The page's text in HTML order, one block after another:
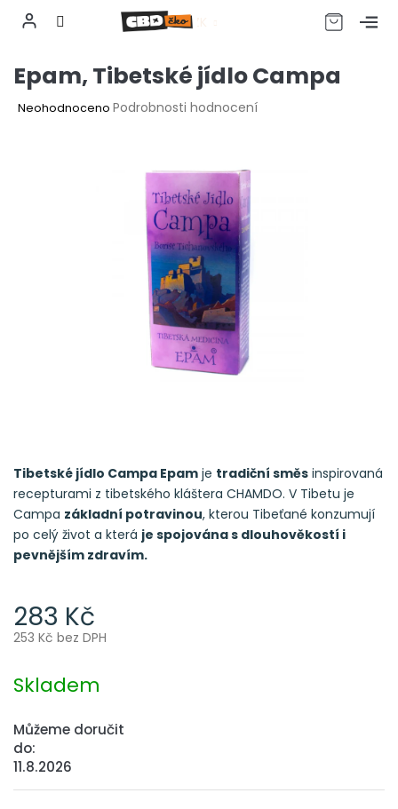
obsah
CZK
Epam, Tibetské jídlo Campa
Průměrné
Neohodnoceno Podrobnosti hodnocení
283 Kč
253 Kč bez DPH
cena:
Skladem
Můžeme doručit
do:
11.8.2026
Tibetské jídlo Campa Epam je tradiční směs inspirovaná
recepturami z tibetského kláštera CHAMDO. V Tibetu je
Campa základní potravinou, kterou Tibeťané konzumují
po celý život a která je spojována s dlouhověkostí i
pevnějším zdravím.